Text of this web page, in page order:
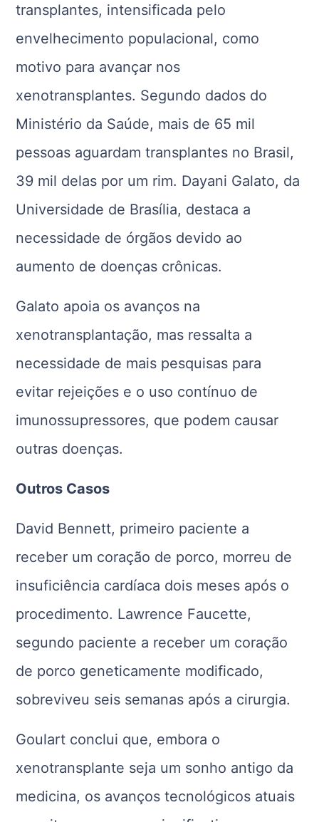
transplantes, intensificada pelo
envelhecimento populacional, como
motivo para avançar nos
xenotransplantes. Segundo dados do
Ministério da Saúde, mais de 65 mil
pessoas aguardam transplantes no Brasil,
39 mil delas por um rim. Dayani Galato, da
Universidade de Brasília, destaca a
necessidade de órgãos devido ao
aumento de doenças crônicas.
Galato apoia os avanços na
xenotransplantação, mas ressalta a
necessidade de mais pesquisas para
evitar rejeições e o uso contínuo de
imunossupressores, que podem causar
outras doenças.
Outros Casos
David Bennett, primeiro paciente a
receber um coração de porco, morreu de
insuficiência cardíaca dois meses após o
procedimento. Lawrence Faucette,
segundo paciente a receber um coração
de porco geneticamente modificado,
sobreviveu seis semanas após a cirurgia.
Goulart conclui que, embora o
xenotransplante seja um sonho antigo da
medicina, os avanços tecnológicos atuais